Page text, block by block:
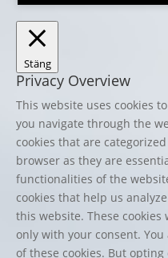
Stäng
Privacy Overview
This website uses cookies
you navigate through the
cookies that are
browser as they are
functionalities of the
cookies that help us
this website. These
only with your consent.
of these cookies. But